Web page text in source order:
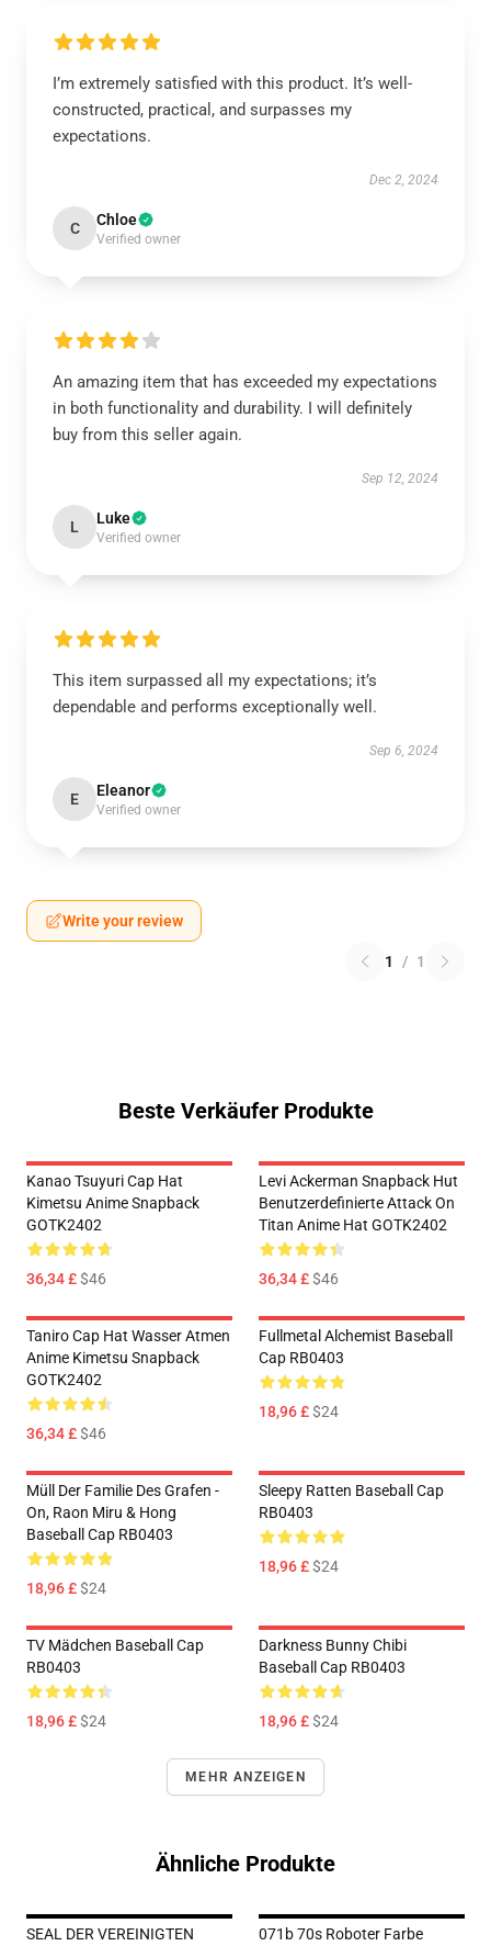
I’m extremely satisfied with this product. It’s well-
constructed, practical, and surpasses my
expectations.
Dec 2, 2024
C Chloe
Verified owner
An amazing item that has exceeded my expectations
in both functionality and durability. I will definitely
buy from this seller again.
Sep 12, 2024
L Luke
Verified owner
This item surpassed all my expectations; it’s
dependable and performs exceptionally well.
Sep 6, 2024
E Eleanor
Verified owner
Write your review
1 / 1
Beste Verkäufer Produkte
Kanao Tsuyuri Cap Hat
Kimetsu Anime Snapback
GOTK2402
36,34 £$46
Levi Ackerman Snapback Hut
Benutzerdefinierte Attack On
Titan Anime Hat GOTK2402
36,34 £$46
Taniro Cap Hat Wasser Atmen
Anime Kimetsu Snapback
GOTK2402
36,34 £$46
Fullmetal Alchemist Baseball
Cap RB0403
18,96 £$24
Müll Der Familie Des Grafen -
On, Raon Miru & Hong
Baseball Cap RB0403
18,96 £$24
Sleepy Ratten Baseball Cap
RB0403
18,96 £$24
TV Mädchen Baseball Cap
RB0403
18,96 £$24
Darkness Bunny Chibi
Baseball Cap RB0403
18,96 £$24
MEHR ANZEIGEN
Ähnliche Produkte
SEAL DER VEREINIGTEN
071b 70s Roboter Farbe